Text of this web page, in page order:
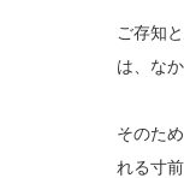
ご存知
は、な
そのた
れる寸